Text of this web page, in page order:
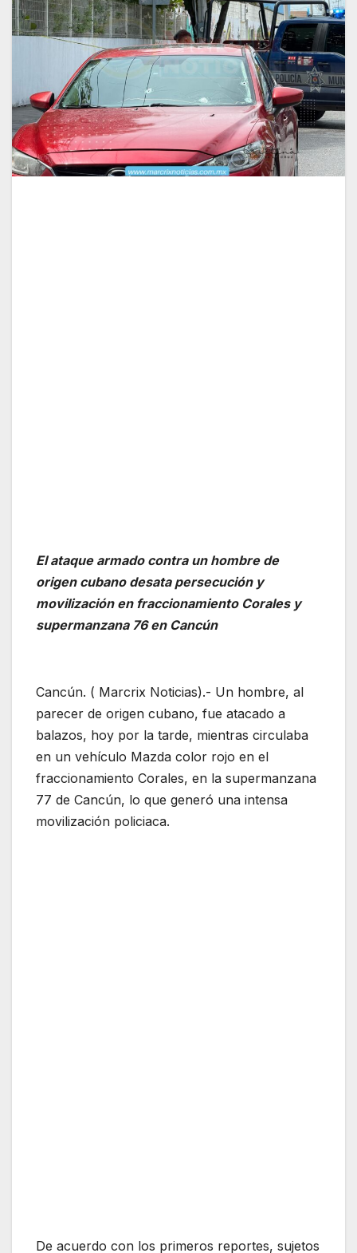
El ataque armado contra un hombre de
origen cubano desata persecución y
movilización en fraccionamiento Corales y
supermanzana 76 en Cancún
Cancún. ( Marcrix Noticias).- Un hombre, al
parecer de origen cubano, fue atacado a
balazos, hoy por la tarde, mientras circulaba
en un vehículo Mazda color rojo en el
fraccionamiento Corales, en la supermanzana
77 de Cancún, lo que generó una intensa
movilización policiaca.
De acuerdo con los primeros reportes, sujetos